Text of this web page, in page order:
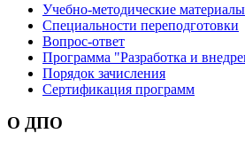
Учебно-методические
Специальности переподготовки
Вопрос-ответ
Программа "Разработка и
Порядок зачисления
Сертификация программ
О ДПО